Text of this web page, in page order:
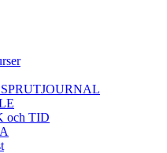
SPRUTJOURNAL
och TID